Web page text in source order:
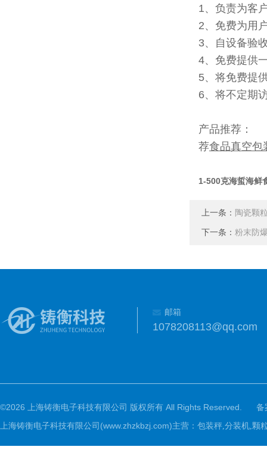
1、负责为客
2、免费为用
3、自设备验
4、免费提供
5、将免费提
6、将不定期
产品推荐：
荐食品真空包
1-500克海蜇海鲜
上一条： 陶瓷颗
下一条： 粉末防
邮箱
1078208113@qq.com
©2026 上海铸衡电子科技有限公司 版权所有 All Rights Reserved.
备
上海铸衡电子科技有限公司(www.zhzkbzj.com)主营： 包装秤,分装机,颗